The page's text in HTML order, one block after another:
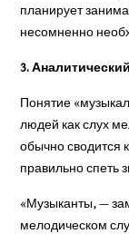
планирует
несомненно
3.
Понятие
людей как слух
обычно сводится
правильно спеть
«Музыканты, —
мелодическом